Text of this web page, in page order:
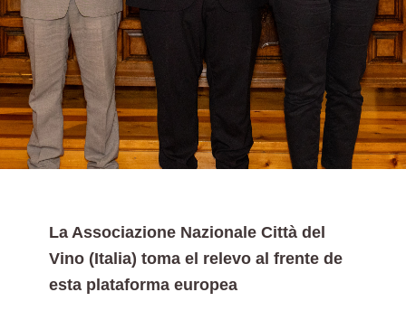
La Associazione Nazionale Città del
Vino (Italia) toma el relevo al frente de
esta plataforma europea